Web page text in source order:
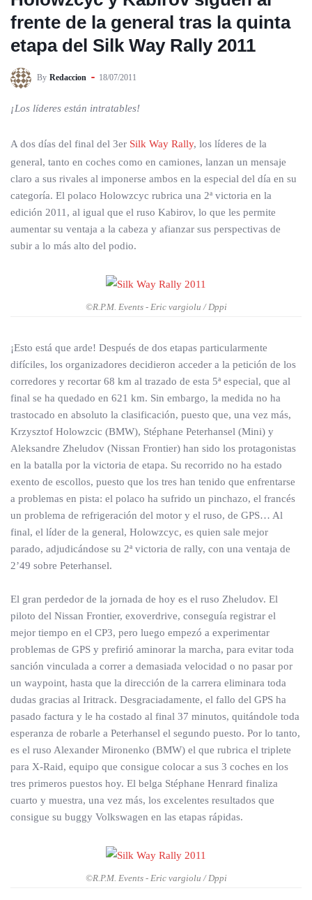
frente de la general tras la quinta
etapa del Silk Way Rally 2011
By Redaccion 18/07/2011
¡Los líderes están intratables!
A dos días del final del 3er Silk Way Rally, los líderes de la
general, tanto en coches como en camiones, lanzan un mensaje
claro a sus rivales al imponerse ambos en la especial del día en su
categoría. El polaco Holowzcyc rubrica una 2ª victoria en la
edición 2011, al igual que el ruso Kabirov, lo que les permite
aumentar su ventaja a la cabeza y afianzar sus perspectivas de
subir a lo más alto del podio.
©R.P.M. Events - Eric vargiolu / Dppi
¡Esto está que arde! Después de dos etapas particularmente
difíciles, los organizadores decidieron acceder a la petición de los
corredores y recortar 68 km al trazado de esta 5ª especial, que al
final se ha quedado en 621 km. Sin embargo, la medida no ha
trastocado en absoluto la clasificación, puesto que, una vez más,
Krzysztof Holowzcic (BMW), Stéphane Peterhansel (Mini) y
Aleksandre Zheludov (Nissan Frontier) han sido los protagonistas
en la batalla por la victoria de etapa. Su recorrido no ha estado
exento de escollos, puesto que los tres han tenido que enfrentarse
a problemas en pista: el polaco ha sufrido un pinchazo, el francés
un problema de refrigeración del motor y el ruso, de GPS… Al
final, el líder de la general, Holowzcyc, es quien sale mejor
parado, adjudicándose su 2ª victoria de rally, con una ventaja de
2’49 sobre Peterhansel.
El gran perdedor de la jornada de hoy es el ruso Zheludov. El
piloto del Nissan Frontier, exoverdrive, conseguía registrar el
mejor tiempo en el CP3, pero luego empezó a experimentar
problemas de GPS y prefirió aminorar la marcha, para evitar toda
sanción vinculada a correr a demasiada velocidad o no pasar por
un waypoint, hasta que la dirección de la carrera eliminara toda
dudas gracias al Iritrack. Desgraciadamente, el fallo del GPS ha
pasado factura y le ha costado al final 37 minutos, quitándole toda
esperanza de robarle a Peterhansel el segundo puesto. Por lo tanto,
es el ruso Alexander Mironenko (BMW) el que rubrica el triplete
para X-Raid, equipo que consigue colocar a sus 3 coches en los
tres primeros puestos hoy. El belga Stéphane Henrard finaliza
cuarto y muestra, una vez más, los excelentes resultados que
consigue su buggy Volkswagen en las etapas rápidas.
©R.P.M. Events - Eric vargiolu / Dppi